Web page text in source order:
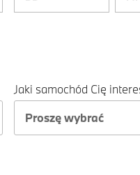
Jaki samochód Cię
Proszę wybrać